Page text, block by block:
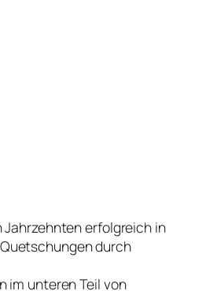
erfolgreich in
durch
im unteren Teil von